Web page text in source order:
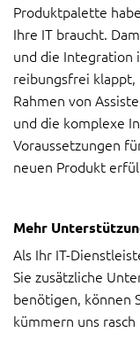
Produktpalette
Ihre IT braucht.
und die Integration
reibungsfrei klappt,
Rahmen von
und die komplexe
Voraussetzungen
neuen Produkt
Mehr
Als Ihr IT-
Sie zusätzliche
benötigen, können
kümmern uns